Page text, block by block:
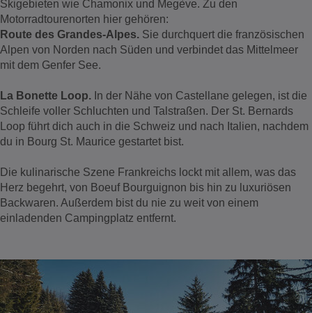
Skigebieten wie Chamonix und Megève. Zu den
Motorradtourenorten hier gehören:
Route des Grandes-Alpes. Sie durchquert die französischen
Alpen von Norden nach Süden und verbindet das Mittelmeer
mit dem Genfer See.
La Bonette Loop. In der Nähe von Castellane gelegen, ist die
Schleife voller Schluchten und Talstraßen. Der St. Bernards
Loop führt dich auch in die Schweiz und nach Italien, nachdem
du in Bourg St. Maurice gestartet bist.
Die kulinarische Szene Frankreichs lockt mit allem, was das
Herz begehrt, von Boeuf Bourguignon bis hin zu luxuriösen
Backwaren. Außerdem bist du nie zu weit von einem
einladenden Campingplatz entfernt.